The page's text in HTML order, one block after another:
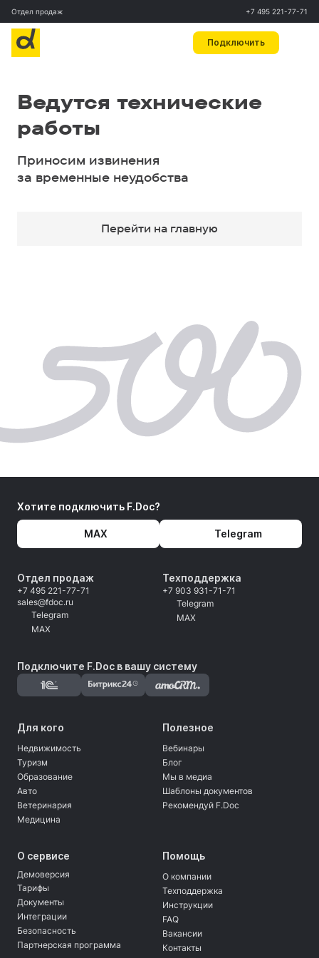
Отдел продаж +7 495 221-77-71
Подключить
Ведутся технические
работы
Приносим извинения
за временные неудобства
Перейти на главную
Хотите подключить F.Doc?
MAX Telegram
Подключите F.Doc в вашу систему
Отдел продаж
+7 495 221-77-71
sales@fdoc.ru
Telegram
MAX
Техподдержка
+7 903 931-71-71
Telegram
MAX
Для кого
Недвижимость
Туризм
Образование
Авто
Ветеринария
Медицина
Полезное
Вебинары
Блог
Мы в медиа
Шаблоны документов
Рекомендуй F.Doc
О сервисе
Демоверсия
Тарифы
Документы
Интеграции
Безопасность
Партнерская программа
Помощь
О компании
Техподдержка
Инструкции
FAQ
Вакансии
Контакты